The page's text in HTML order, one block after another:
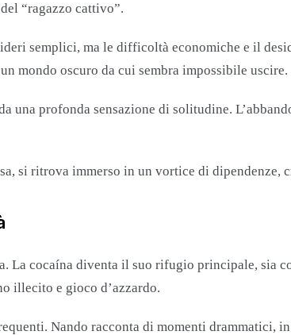
“ragazzo cattivo”.
semplici, ma le difficoltà economiche e il
mondo oscuro da cui sembra impossibile uscire.
una profonda sensazione di solitudine.
si ritrova immerso in un vortice di dipendenze,
cocaína diventa il suo rifugio principale, sia
illecito e gioco d’azzardo.
Nando racconta di momenti drammatici,